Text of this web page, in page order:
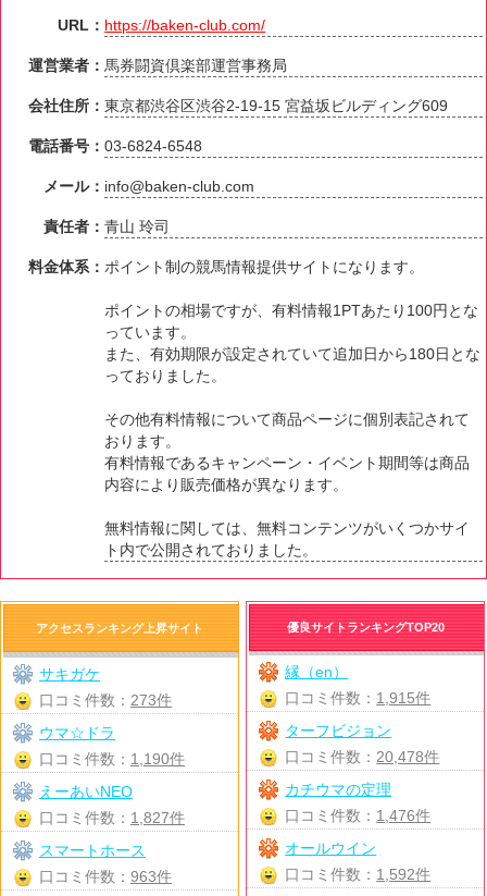
URL： https://baken-club.com/
運営業者： 馬券闘資倶楽部運営事務局
会社住所：東京都渋谷区渋谷2-19-15 宮益坂ビルディング609
電話番号：03-6824-6548
メール： info@baken-club.com
責任者：青山 玲司
料金体系： ポイント制の競馬情報提供サイトになります。
ポイントの相場ですが、有料情報1PTあたり100円とな
っています。
また、有効期限が設定されていて追加日から180日とな
っておりました。
その他有料情報について商品ページに個別表記されて
おります。
有料情報であるキャンペーン・イベント期間等は商品
内容により販売価格が異なります。
無料情報に関しては、無料コンテンツがいくつかサイ
ト内で公開されておりました。
優良サイトランキングTOP20
縁（en）
口コミ件数： 1,915件
ターフビジョン
口コミ件数： 20,478件
カチウマの定理
口コミ件数： 1,476件
オールウイン
口コミ件数： 1,592件
アクセスランキング上昇サイト
サキガケ
口コミ件数： 273件
ウマ☆ドラ
口コミ件数： 1,190件
えーあいNEO
口コミ件数： 1,827件
スマートホース
口コミ件数： 963件